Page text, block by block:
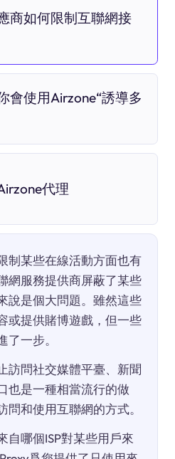
商如何限制互聯網接
會使用Airzone“誘導多
代理
制某些在線活動方面也有
網服務提供商屏蔽了某些
說是個大問題。雖然這些
或提供賭博遊戲，但一些
一步。
訪問社交媒體平臺、新聞
也是一種相當流行的做
和使用互聯網的方式。
自哪個ISP對某些用戶來